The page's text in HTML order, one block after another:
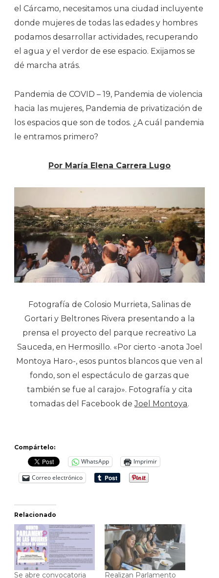
el Cárcamo, necesitamos una ciudad incluyente
donde mujeres de todas las edades y hombres
podamos desarrollar actividades, recuperando
el agua y el verdor de ese espacio. Exijamos se
dé marcha atrás.
Pandemia de COVID – 19, Pandemia de violencia
hacia las mujeres, Pandemia de privatización de
los espacios que son de todos. ¿A cuál pandemia
le entramos primero?
Por María Elena Carrera Lugo
Fotografía de Colosio Murrieta, Salinas de
Gortari y Beltrones Rivera presentando a la
prensa el proyecto del parque recreativo La
Sauceda, en Hermosillo. «Por cierto -anota Joel
Montoya Haro-, esos puntos blancos que ven al
fondo, son el espectáculo de garzas que
también se fue al carajo». Fotografía y cita
tomadas del Facebook deJoel Montoya.
Compártelo:
WhatsApp
Imprimir
Correo electrónico
Relacionado
Se abre convocatoria
Realizan Parlamento